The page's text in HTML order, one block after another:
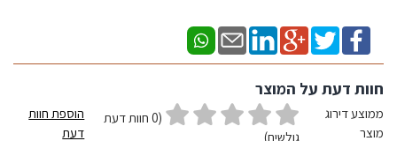
חוות דעת על המוצר
ממוצע דירוג
מוצר
(0 חוות דעת
גולשים)
הוספת חוות
דעת